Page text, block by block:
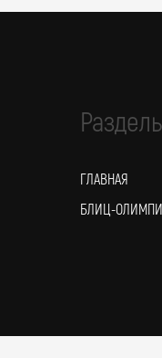
ГЛАВНАЯ
БЛИЦ-